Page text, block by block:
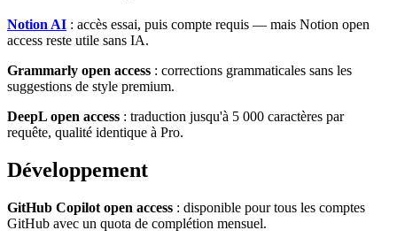
Notion AI : accès essai, puis compte requis — mais Notion open
access reste utile sans IA.
Grammarly open access : corrections grammaticales sans les
suggestions de style premium.
DeepL open access : traduction jusqu'à 5 000 caractères par
requête, qualité identique à Pro.
Développement
GitHub Copilot open access : disponible pour tous les comptes
GitHub avec un quota de complétion mensuel.